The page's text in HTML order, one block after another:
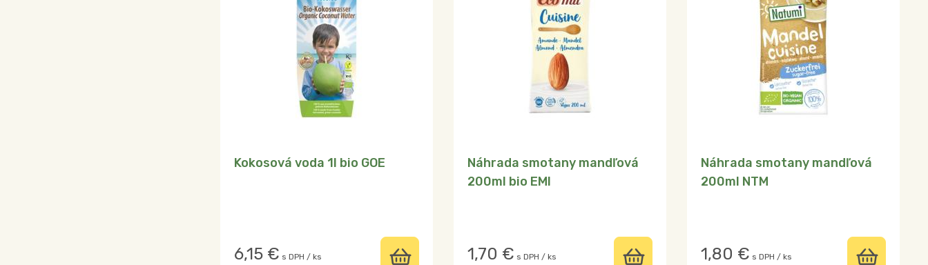
Kokosová voda 1l bio GOE
6,15 € s DPH / ks
Náhrada smotany mandľová
200ml bio EMI
1,70 € s DPH / ks
Náhrada smotany mandľová
200ml NTM
1,80 € s DPH / ks